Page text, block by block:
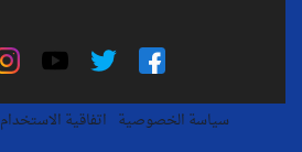
سياسة الخصوصية اتفاقية الاستخدام